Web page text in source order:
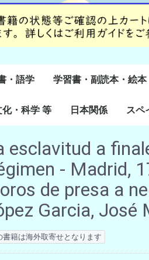
・語学
イン語
トガル語
Ibericas
Indigenas
インの教科書
他
学習書・副読本・絵本
学習教材
副読本教材
絵本・児童書
・科学 等 日本関係 スペ
esclavitud a
- Madrid,
de presa a
Garcia, José
書籍は海外取寄せとなります